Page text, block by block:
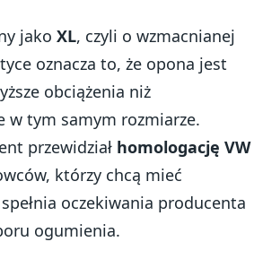
jako XL, czyli o wzmacnianej
oznacza to, że opona jest
obciążenia niż
w tym samym rozmiarze.
przewidział homologację VW
którzy chcą mieć
oczekiwania producenta
ogumienia.